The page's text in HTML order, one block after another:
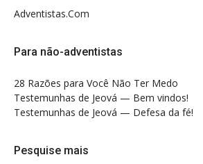
Adventistas.Com
Para não-adventistas
28 Razões para Você Não Ter Medo
Testemunhas de Jeová — Bem vindos!
Testemunhas de Jeová — Defesa da fé!
Pesquise mais